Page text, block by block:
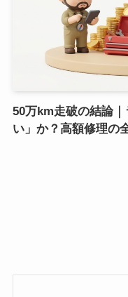
50万km走破の結論
い」か？高額修理の